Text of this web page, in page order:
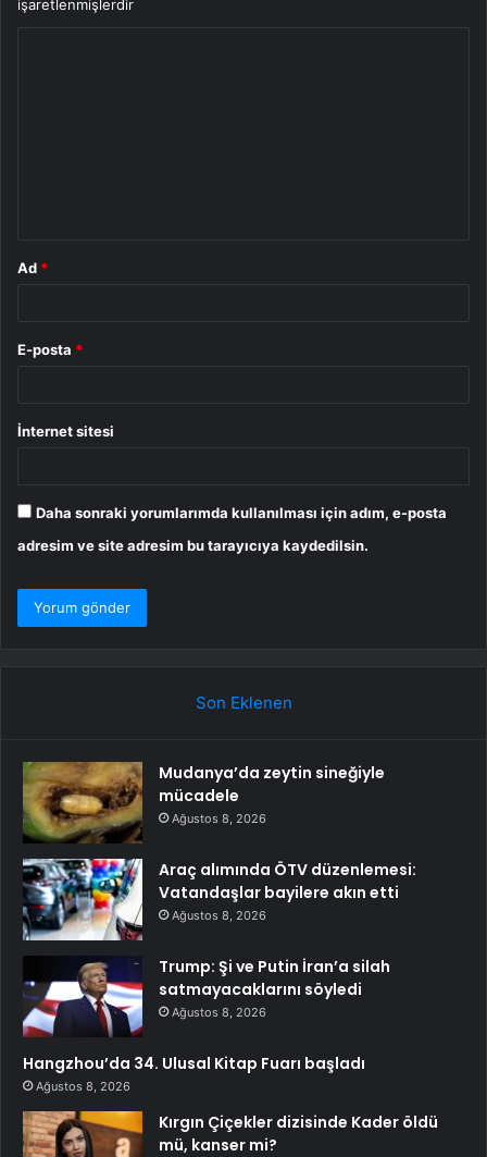
işaretlenmişlerdir
Ad *
E-posta *
İnternet sitesi
Daha sonraki yorumlarımda kullanılması için adım, e-posta
adresim ve site adresim bu tarayıcıya kaydedilsin.
Son Eklenen
Mudanya’da zeytin sineğiyle
mücadele
Ağustos 8, 2026
Araç alımında ÖTV düzenlemesi:
Vatandaşlar bayilere akın etti
Ağustos 8, 2026
Trump: Şi ve Putin İran’a silah
satmayacaklarını söyledi
Ağustos 8, 2026
Hangzhou’da 34. Ulusal Kitap Fuarı başladı
Ağustos 8, 2026
Kırgın Çiçekler dizisinde Kader öldü
mü, kanser mi?